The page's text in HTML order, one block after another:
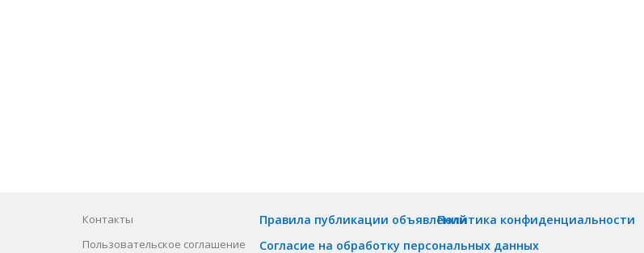
Контакты
Пользовательское соглашение
Правила публикации объявлений
Согласие на обработку персональных данных
Политика конфиденциальности